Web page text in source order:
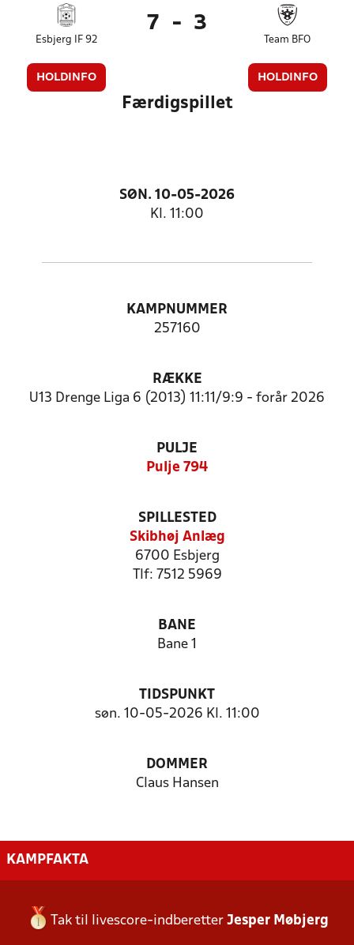
Esbjerg IF 92
HOLDINFO
7 - 3
Team BFO
HOLDINFO
Færdigspillet
SØN. 10-05-2026
Kl. 11:00
KAMPNUMMER
257160
RÆKKE
U13 Drenge Liga 6 (2013) 11:11/9:9 - forår 2026
PULJE
Pulje 794
SPILLESTED
Skibhøj Anlæg
6700 Esbjerg
Tlf: 7512 5969
BANE
Bane 1
TIDSPUNKT
søn. 10-05-2026 Kl. 11:00
DOMMER
Claus Hansen
KAMPFAKTA
Tak til livescore-indberetter Jesper Møbjerg